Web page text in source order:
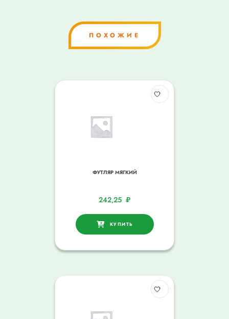
ПОХОЖИЕ
ФУТЛЯР МЯГКИЙ
242,25 ₽
КУПИТЬ